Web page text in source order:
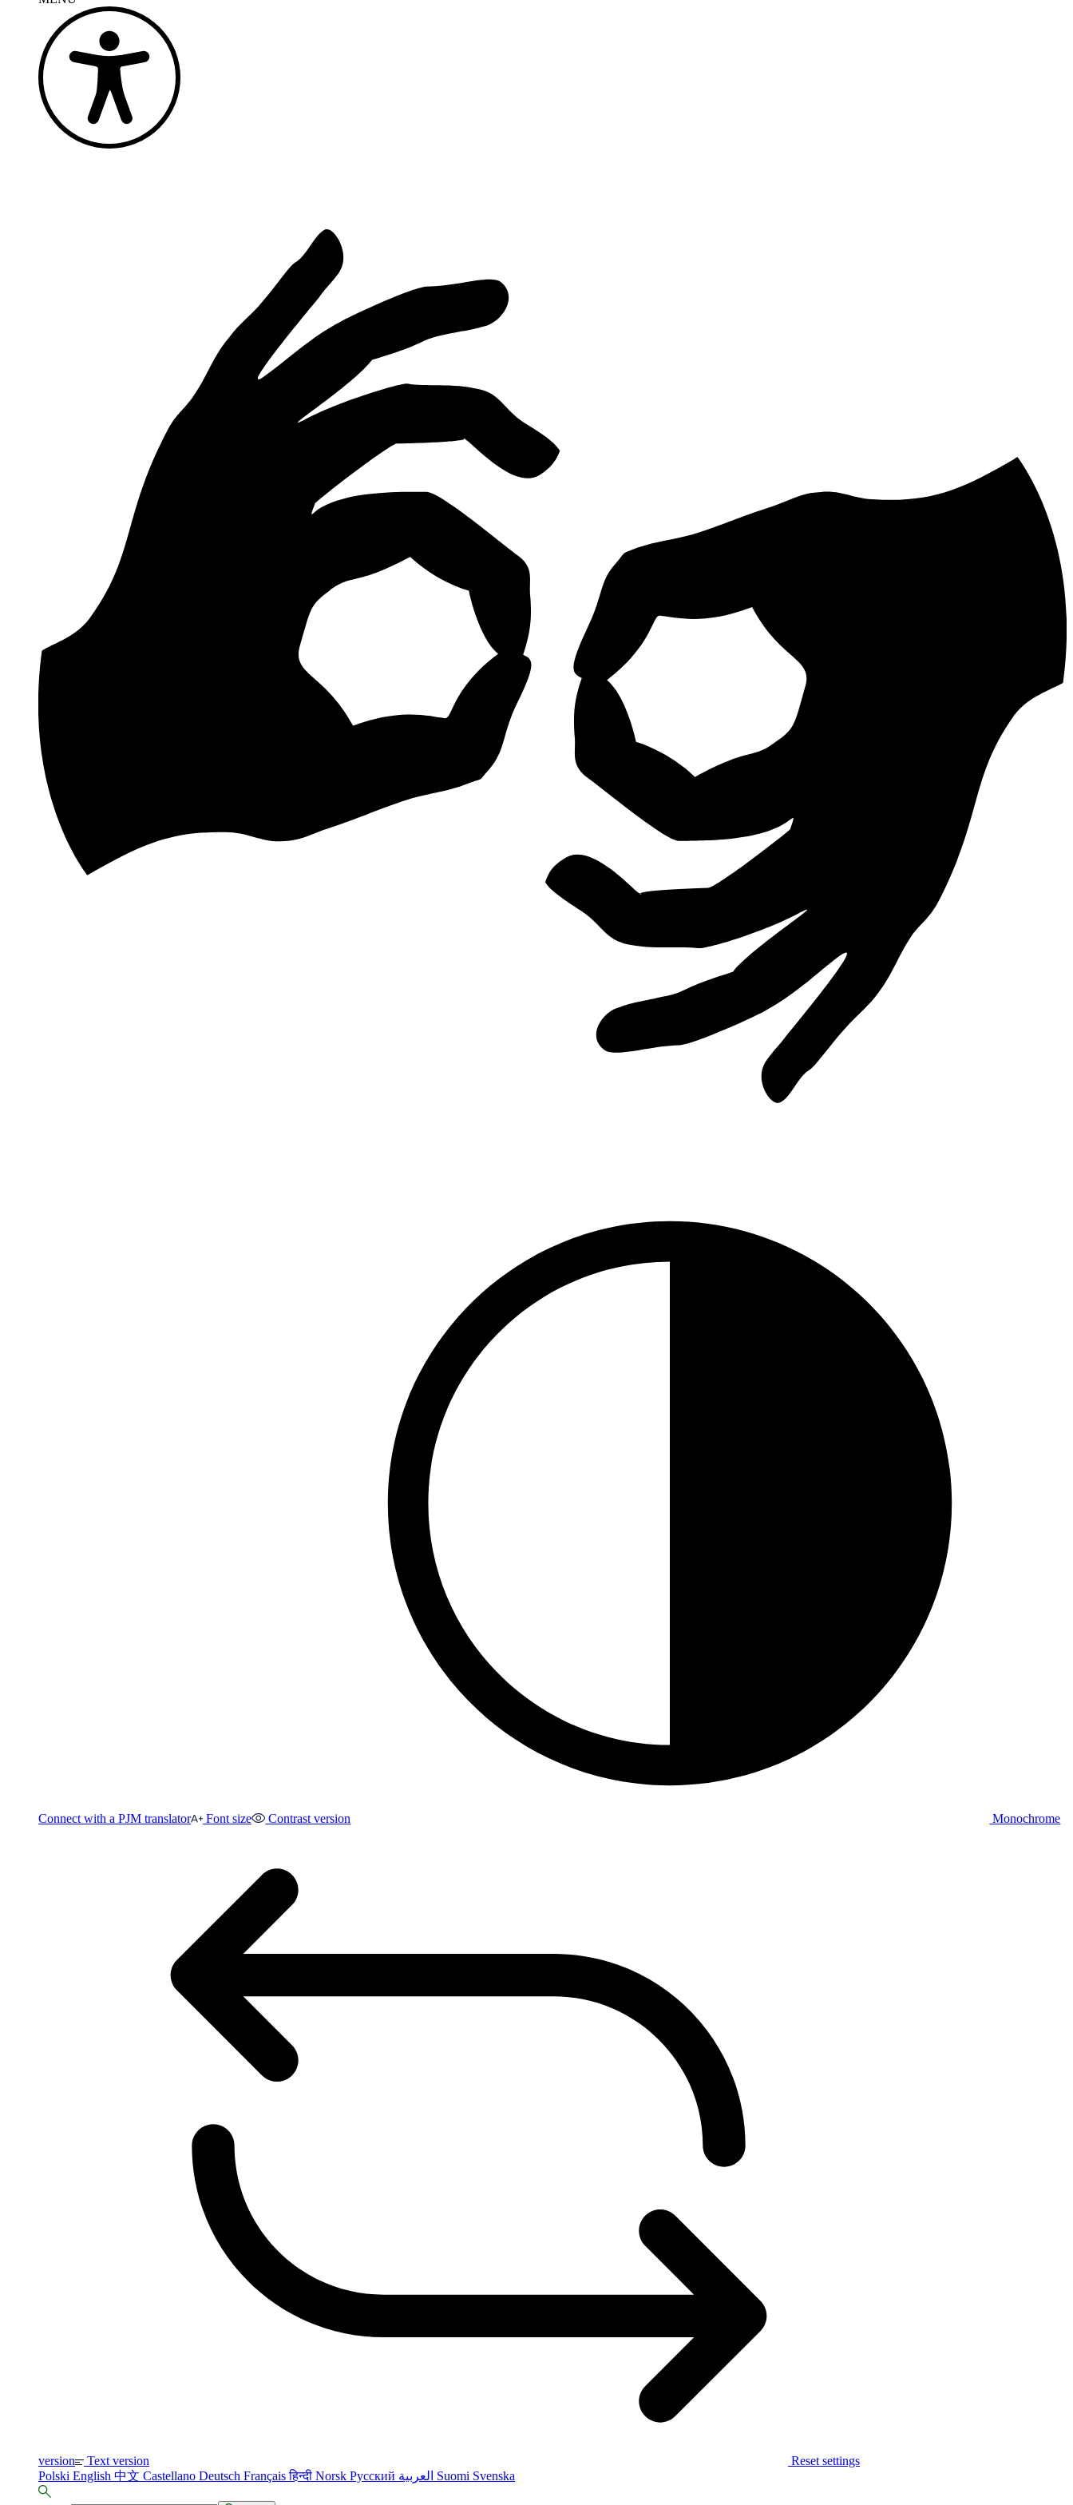
Connect with a PJM translator Font size Contrast version Monochrome
version Text version
Reset settings
Polski English 中文 Castellano Deutsch Françaisहिन्दी Norsk Русский Suomi Svenska